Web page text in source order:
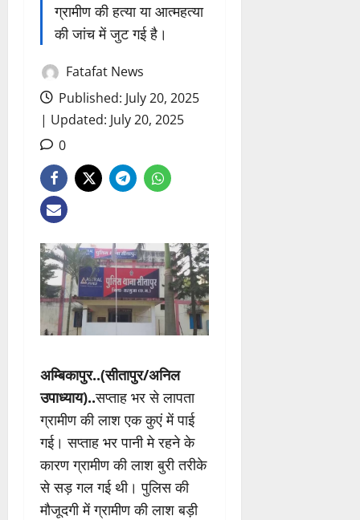
ग्रामीण की हत्या या आत्महत्या
की जांच में जुट गई है।
Fatafat News
Published: July 20, 2025
| Updated: July 20, 2025
0
अम्बिकापुर..(सीतापुर/अनिल
उपाध्याय)..सप्ताह भर से लापता
ग्रामीण की लाश एक कुएं में पाई
गई। सप्ताह भर पानी मे रहने के
कारण ग्रामीण की लाश बुरी तरीके
से सड़ गल गई थी। पुलिस की
मौजूदगी में ग्रामीण की लाश बड़ी